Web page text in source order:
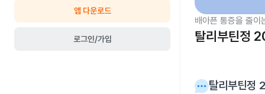
앱 다운로드
로그인/가입
배아픈 통증을 줄이
탈리부틴정
탈리부틴